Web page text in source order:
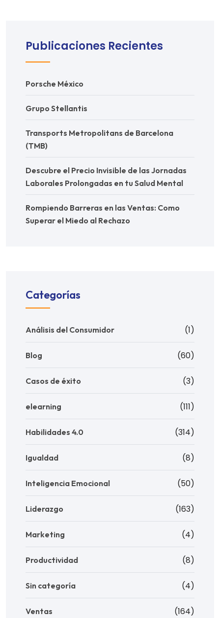
Publicaciones Recientes
Porsche México
Grupo Stellantis
Transports Metropolitans de Barcelona
(TMB)
Descubre el Precio Invisible de las Jornadas
Laborales Prolongadas en tu Salud Mental
Rompiendo Barreras en las Ventas: Como
Superar el Miedo al Rechazo
Categorías
Análisis del Consumidor (1)
Blog (60)
Casos de éxito (3)
elearning (111)
Habilidades 4.0 (314)
Igualdad (8)
Inteligencia Emocional (50)
Liderazgo (163)
Marketing (4)
Productividad (8)
Sin categoría (4)
Ventas (164)